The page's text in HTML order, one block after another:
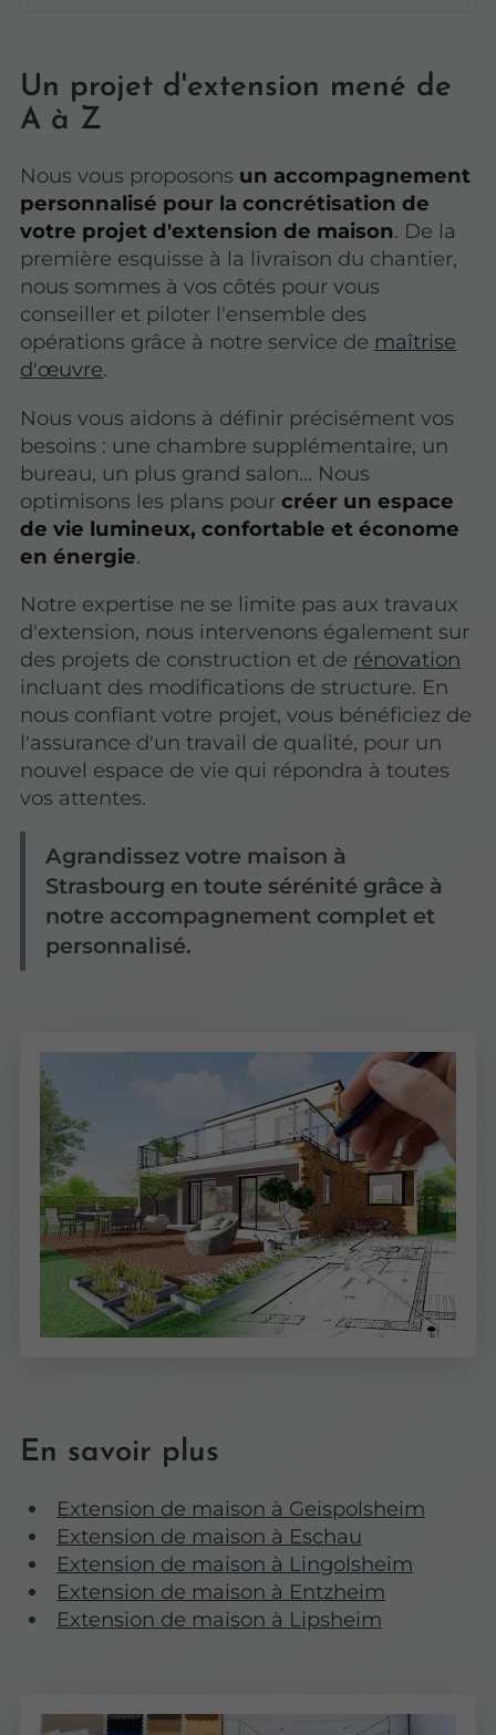
Un projet d'extension mené de
A à Z
Nous vous proposons un accompagnement
personnalisé pour la concrétisation de
votre projet d'extension de maison. De la
première esquisse à la livraison du chantier,
nous sommes à vos côtés pour vous
conseiller et piloter l'ensemble des
opérations grâce à notre service de maîtrise
d'œuvre.
Nous vous aidons à définir précisément vos
besoins : une chambre supplémentaire, un
bureau, un plus grand salon... Nous
optimisons les plans pourcréer un espace
de vie lumineux, confortable et économe
en énergie.
Notre expertise ne se limite pas aux travaux
d'extension, nous intervenons également sur
des projets de construction et de rénovation
incluant des modifications de structure. En
nous confiant votre projet, vous bénéficiez de
l'assurance d'un travail de qualité, pour un
nouvel espace de vie qui répondra à toutes
vos attentes.
Agrandissez votre maison à
Strasbourg en toute sérénité grâce à
notre accompagnement complet et
personnalisé.
En savoir plus
Extension de maison à Geispolsheim
Extension de maison à Eschau
Extension de maison à Lingolsheim
Extension de maison à Entzheim
Extension de maison à Lipsheim